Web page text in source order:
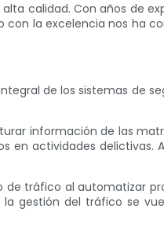
calidad. Con años de
la excelencia nos ha
de los sistemas de
información de las
actividades delictivas.
de tráfico al automatizar
gestión del tráfico se